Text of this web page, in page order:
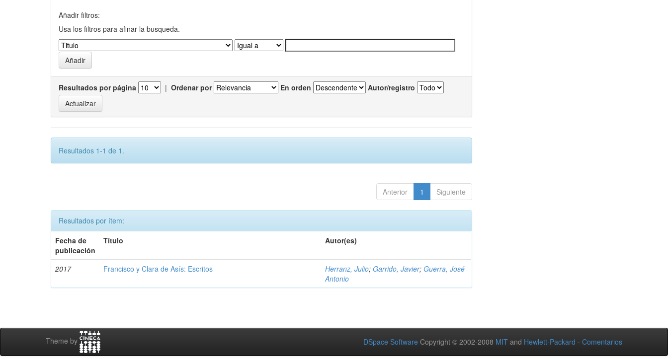
Añadir filtros:
Usa los filtros para afinar la busqueda.
Resultados por página | Ordenar por En orden Autor/registro
Resultados 1-1 de 1.
Anterior 1 Siguiente
Resultados por ítem:
Fecha de
publicación
Título Autor(es)
2017 Francisco y Clara de Asís: Escritos Herranz, Julio; Garrido, Javier; Guerra, José
Antonio
Theme by DSpace Software Copyright © 2002-2008 MIT and Hewlett-Packard - Comentarios